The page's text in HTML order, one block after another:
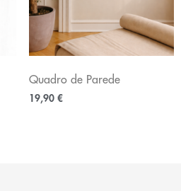
Quadro de Parede
19,90 €